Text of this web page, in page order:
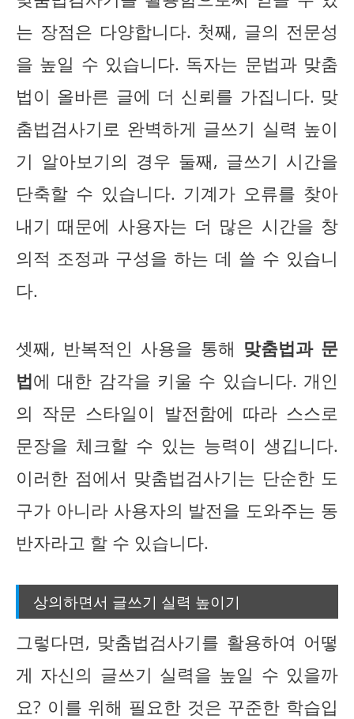
는 장점은 다양합니다. 첫째, 글의 전문성
을 높일 수 있습니다. 독자는 문법과 맞춤
법이 올바른 글에 더 신뢰를 가집니다. 맞
춤법검사기로 완벽하게 글쓰기 실력 높이
기 알아보기의 경우 둘째, 글쓰기 시간을
단축할 수 있습니다. 기계가 오류를 찾아
내기 때문에 사용자는 더 많은 시간을 창
의적 조정과 구성을 하는 데 쓸 수 있습니
다.
셋째, 반복적인 사용을 통해 맞춤법과 문
법에 대한 감각을 키울 수 있습니다. 개인
의 작문 스타일이 발전함에 따라 스스로
문장을 체크할 수 있는 능력이 생깁니다.
이러한 점에서 맞춤법검사기는 단순한 도
구가 아니라 사용자의 발전을 도와주는 동
반자라고 할 수 있습니다.
상의하면서 글쓰기 실력 높이기
그렇다면, 맞춤법검사기를 활용하여 어떻
게 자신의 글쓰기 실력을 높일 수 있을까
요? 이를 위해 필요한 것은 꾸준한 학습입